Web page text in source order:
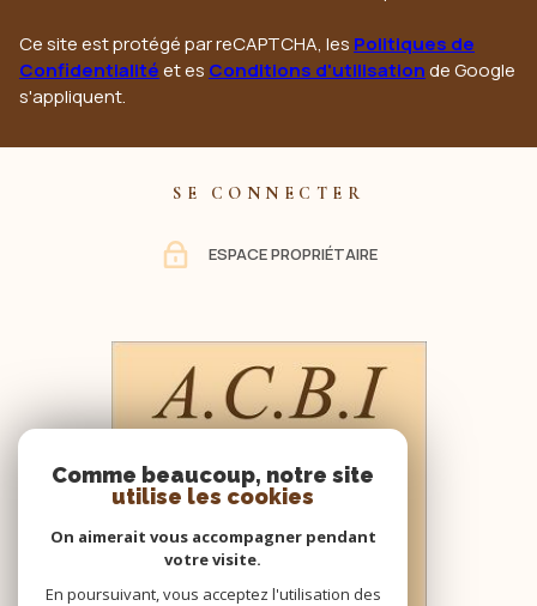
Ce site est protégé par reCAPTCHA, les Politiques de
Confidentialitéet es Conditions d'utilisationde Google
s'appliquent.
SE CONNECTER
ESPACE PROPRIÉTAIRE
Comme beaucoup, notre site
utilise les cookies
On aimerait vous accompagner pendant
votre visite.
En poursuivant, vous acceptez l'utilisation des